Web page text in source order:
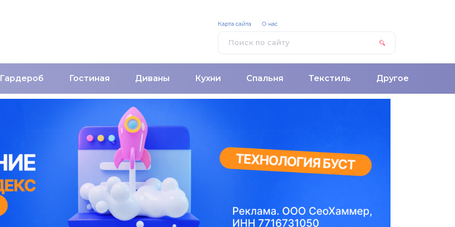
Гардероб Гостиная Диваны Кухни Спальня Текстиль Другое
Карта сайта О нас